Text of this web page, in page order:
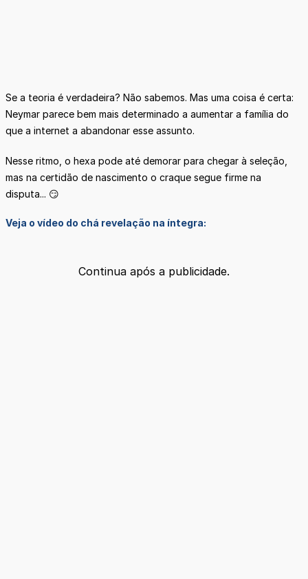
Se a teoria é verdadeira? Não sabemos. Mas uma coisa é certa:
Neymar parece bem mais determinado a aumentar a família do
que a internet a abandonar esse assunto.
Nesse ritmo, o hexa pode até demorar para chegar à seleção,
mas na certidão de nascimento o craque segue firme na
disputa... 😏
Veja o vídeo do chá revelação na íntegra:
Continua após a publicidade.